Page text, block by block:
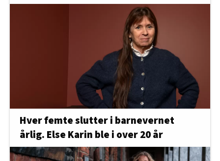
Hver femte slutter i barnevernet
årlig. Else Karin ble i over 20 år